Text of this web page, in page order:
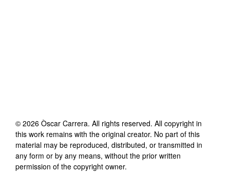
© 2026 Òscar Carrera. All rights reserved. All copyright in
this work remains with the original creator. No part of this
material may be reproduced, distributed, or transmitted in
any form or by any means, without the prior written
permission of the copyright owner.